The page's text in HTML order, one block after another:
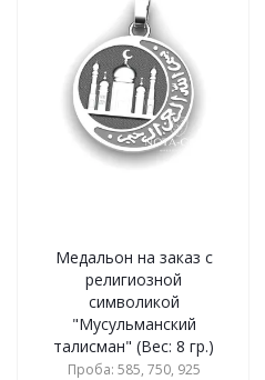
Медальон на заказ с
религиозной
символикой
"Мусульманский
талисман" (Вес: 8 гр.)
Проба: 585, 750, 925